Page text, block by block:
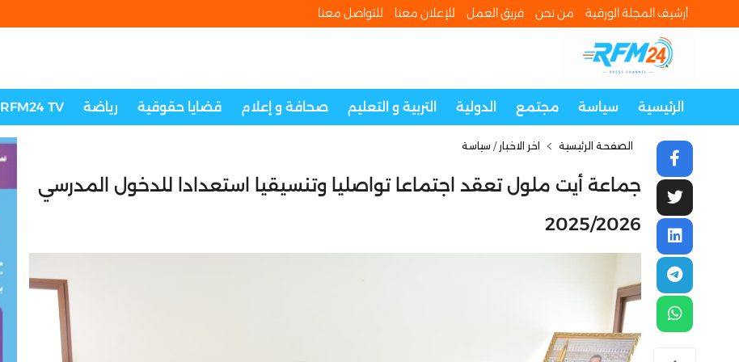
أرشيف المجلة الورقية من نحن فريق العمل للإعلان معنا للتواصل معنا
الرئيسية سياسة مجتمع الدولية التربية و التعليم صحافة و إعلام قضايا حقوقية رياضة RFM24 TV
الصفحة الرئيسية اخر الاخبار / سياسة
جماعة أيت ملول تعقد اجتماعا تواصليا وتنسيقيا استعدادا للدخول المدرسي
2025/2026